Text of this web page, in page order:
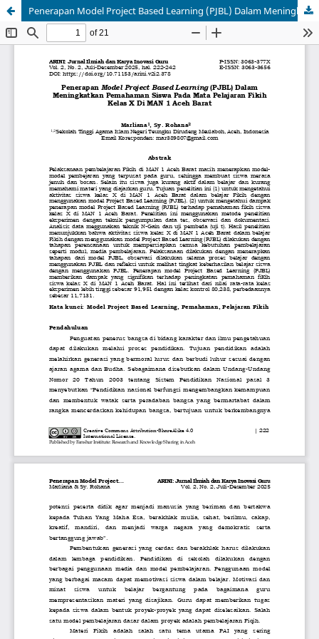
Penerapan Model Project Based Learning (PJBL) Dalam Meningkatkan Pemahaman Siswa Pada Mata Pelajaran Fikih Kelas X Di MAN 1 Aceh Barat